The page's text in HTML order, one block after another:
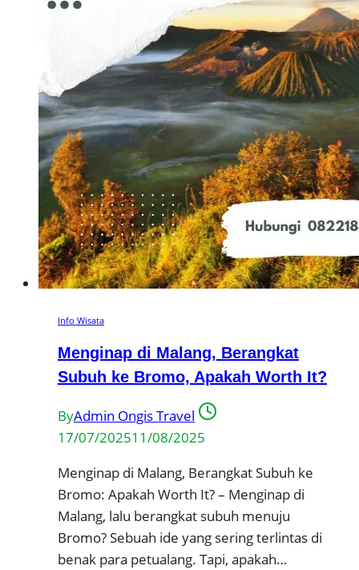
Info Wisata
Menginap di Malang, Berangkat
Subuh ke Bromo, Apakah Worth It?
ByAdmin Ongis Travel
17/07/202511/08/2025
Menginap di Malang, Berangkat Subuh ke
Bromo: Apakah Worth It? – Menginap di
Malang, lalu berangkat subuh menuju
Bromo? Sebuah ide yang sering terlintas di
benak para petualang. Tapi, apakah…